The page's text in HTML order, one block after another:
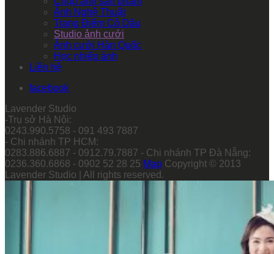
Ảnh Nghệ Thuật
Trang Điểm Cô Dâu
Studio ảnh cưới
Ảnh cưới Hàn Quốc
Học nhiếp ảnh
Liên hệ
facebook
Lavender Studio
-Trụ sở Hà Nội:
0243.990.5758 - 091 493 7887
- Chi nhánh TP HCM:
0283.886.6887 - 0912.79.7887 - Chi nhánh TP Đà Nẵng:
0236.360.6868 - 0902 52 28 25 Map Copyright © 2013
Lavender Studio | All rights reserved.